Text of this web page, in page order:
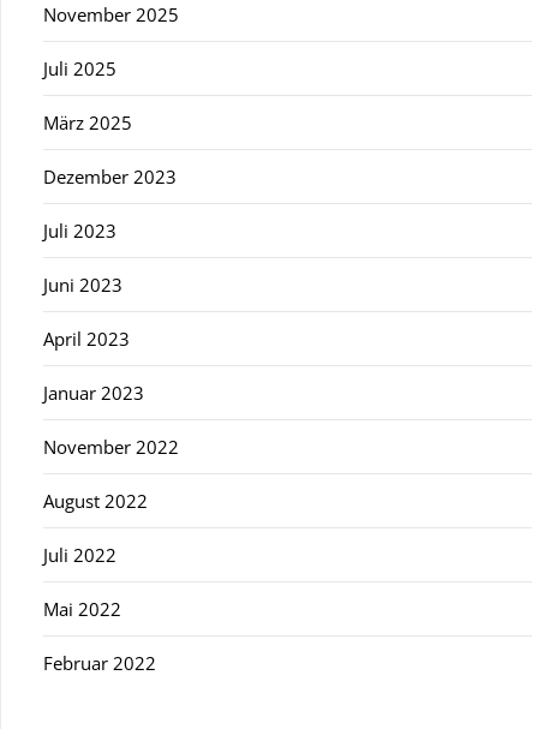
November 2025
Juli 2025
März 2025
Dezember 2023
Juli 2023
Juni 2023
April 2023
Januar 2023
November 2022
August 2022
Juli 2022
Mai 2022
Februar 2022